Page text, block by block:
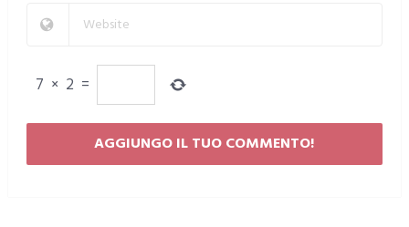
7 × 2 =